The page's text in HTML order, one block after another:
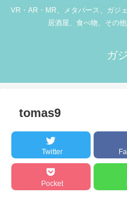
VR・AR・MR、メタバース、ガジ
居酒屋、食べ物、その
ガ
tomas9
Twitter
Pocket